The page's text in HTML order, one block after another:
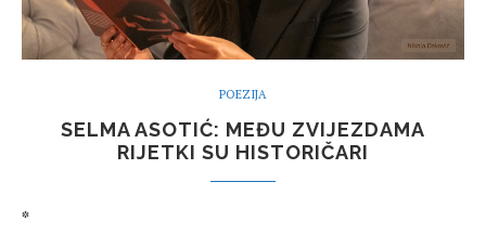
POEZIJA
SELMA ASOTIĆ: MEĐU ZVIJEZDAMA
RIJETKI SU HISTORIČARI
*